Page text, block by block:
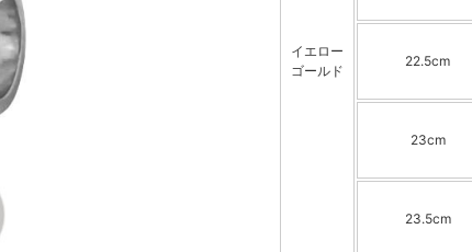
イエロー
ゴールド
22.5cm
23cm
23.5cm